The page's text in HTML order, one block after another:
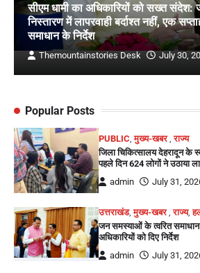
सीएम धामी का अधिकारियों को सख्त संदेश:
निस्तारण में लापरवाही बर्दाश्त नहीं, एक
समाधान के निर्देश
Themountainstories Desk July 30,
Popular Posts
PUBLIC,मुख्य-खबर,राज्य
जिला चिकित्सालय देहरादून के
पहले दिन 624 लोगों ने उठाया
admin
July 31,
उत्तराखंड,मुख्य-खबर,राज्य,
जन समस्याओं के त्वरित समाधान
अधिकारियों को दिए निर्देश
admin
July 31,